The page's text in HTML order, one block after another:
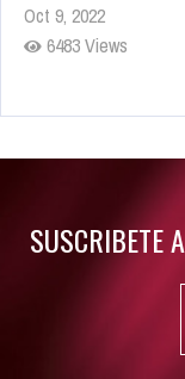
Oct 9, 2022
6483 Views
Rumor: Se filtran
SUSCRIBETE